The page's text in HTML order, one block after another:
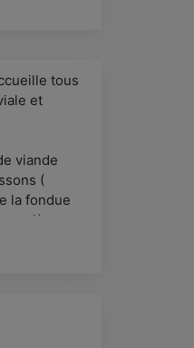
tous
et
viande
(
la fondue
ou